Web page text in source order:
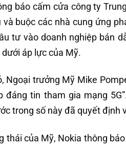
báo cấm cửa công ty
và buộc các nhà cung ứng
tư vào doanh nghiệp bán
áp lực của Mỹ.
Ngoại trưởng Mỹ Mike
đáng tin tham gia mạng
trong số này đã quyết định
thái của Mỹ, Nokia thông